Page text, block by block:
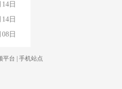
日
日
日
平台 手机站点